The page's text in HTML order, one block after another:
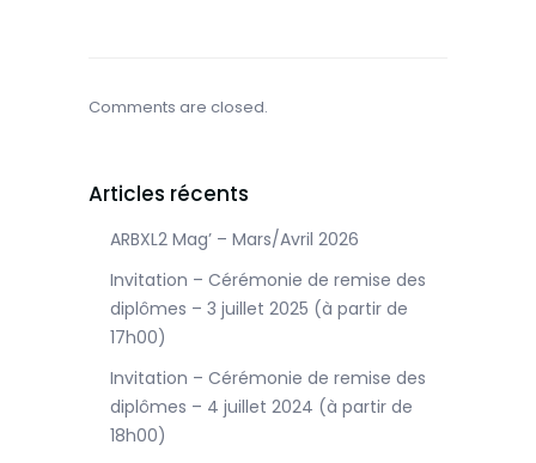
Comments are closed.
Articles récents
ARBXL2 Mag’ – Mars/Avril 2026
Invitation – Cérémonie de remise des
diplômes – 3 juillet 2025 (à partir de
17h00)
Invitation – Cérémonie de remise des
diplômes – 4 juillet 2024 (à partir de
18h00)